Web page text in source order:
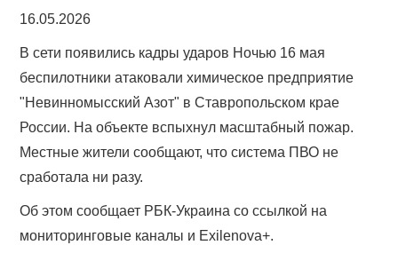
16.05.2026
В сети появились кадры ударов Ночью 16 мая
беспилотники атаковали химическое предприятие
"Невинномысский Азот" в Ставропольском крае
России. На объекте вспыхнул масштабный пожар.
Местные жители сообщают, что система ПВО не
сработала ни разу.
Об этом сообщает РБК-Украина со ссылкой на
мониторинговые каналы и Exilenova+.